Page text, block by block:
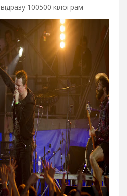
100500 кілограм